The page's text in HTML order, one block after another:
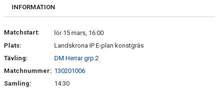
DOKUMENT
INFORMATION
Matchstart:
lör 15 mars, 16:00
Plats:
Landskrona IP E-plan konstgräs
Tävling:
DM Herrar grp.2
Matchnummer: 130201006
Samling:
14:30